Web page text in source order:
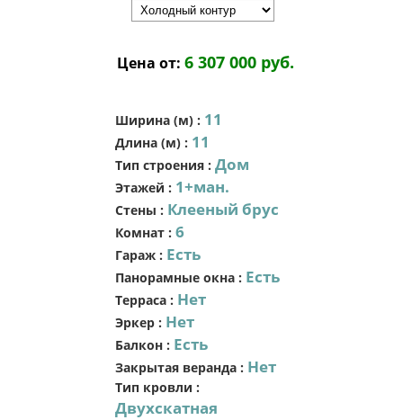
Цена от: 6 307 000 руб.
Ширина (м) : 11
Длина (м) : 11
Тип строения : Дом
Этажей : 1+ман.
Стены : Клееный брус
Комнат : 6
Гараж : Есть
Панорамные окна : Есть
Терраса : Нет
Эркер : Нет
Балкон : Есть
Закрытая веранда : Нет
Тип кровли :
Двухскатная